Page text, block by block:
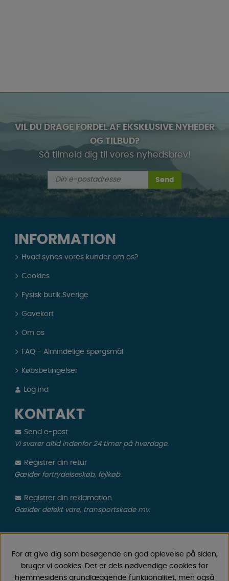
VIL DU DRAGE FORDEL AF EKSKLUSIVE NYHEDER
OG TILBUD?
Så tilmeld dig til vores nyhedsbrev!
Send
INFORMATION
Hvad synes vores kunder om os?
Cookies
Fysisk butik Sverige
Gavekort
Om os
FAQ - Almindelige spørgsmål
Købsbetingelser
Log ind
KONTAKT
Send e-post
Vi svarer altid indenfor 24 timer på hverdage.
Registrer din retur
Gælder fortrydelseskøb, fejlkøb.
Registrer din reklamation
Gælder defekt vare, transportskade mv.
Vi har oparbejdet stor erfaring med campingvogne &
autocamper tilbehør gennem årene, fordi vi har
For at give dig som besøgende en god oplevelse på siden,
bruger vi cookies. Det er dels nødvendige cookies for
hjemmesidens grundlæggende funktionalitet, men også